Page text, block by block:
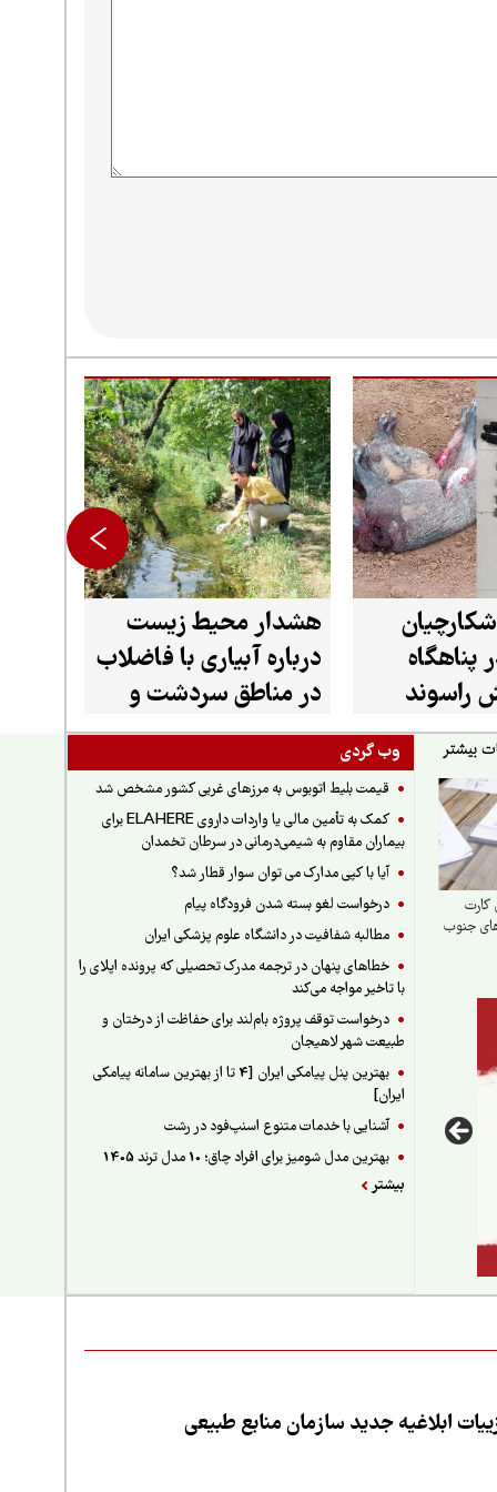
پناهگاه
راسوند
هشدار محیط زیست
درباره آبیاری با فاضلاب
در مناطق سردشت و
میرآباد
وب گردی
قیمت بلیط اتوبوس به مرزهای غربی کشور مشخص شد
کمک به تأمین مالی یا واردات داروی ELAHERE برای
بیماران مقاوم به شیمی‌درمانی در سرطان تخمدان
آیا با کپی مدارک می توان سوار قطار شد؟
درخواست لغو بسته شدن فرودگاه پیام
مطالبه شفافیت در دانشگاه علوم پزشکی ایران
خطاهای پنهان در ترجمه مدرک تحصیلی که پرونده اپلای را
با تاخیر مواجه می‌کند
درخواست توقف پروژه بام‌لند برای حفاظت از درختان و
طبیعت شهر لاهیجان
بهترین پنل پیامکی ایران [4 تا از بهترین سامانه پیامکی
ایران]
آشنایی با خدمات متنوع اسنپ‌فود در رشت
بهترین مدل شومیز برای افراد چاق؛ 10 مدل ترند 1405
بیشتر
کارت
جنوب
ابلاغیه جدید سازمان منابع طبیعی